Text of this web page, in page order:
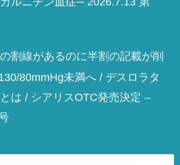
割線があるのに半割の記載が削
80mmHg未満へ / デスロラタ
は / シアリスOTC発売決定 –